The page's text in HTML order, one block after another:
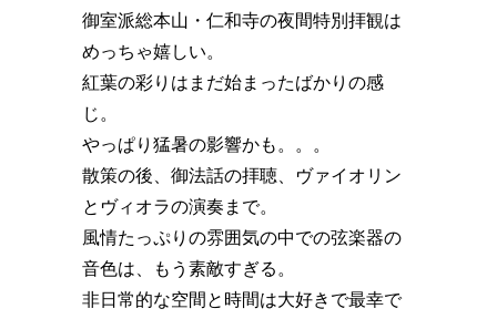
御室派総本山・仁和寺の夜間特別拝観は
めっちゃ嬉しい。
紅葉の彩りはまだ始まったばかりの感
じ。
やっぱり猛暑の影響かも。。。
散策の後、御法話の拝聴、ヴァイオリン
とヴィオラの演奏まで。
風情たっぷりの雰囲気の中での弦楽器の
音色は、もう素敵すぎる。
非日常的な空間と時間は大好きで最幸で